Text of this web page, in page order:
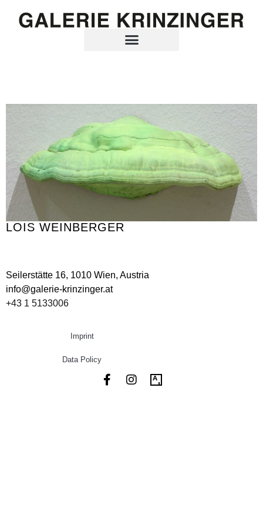
LOIS WEINBERGER
Seilerstätte 16, 1010 Wien, Austria
info@galerie-krinzinger.at
+43 1 5133006
Imprint
Data Policy